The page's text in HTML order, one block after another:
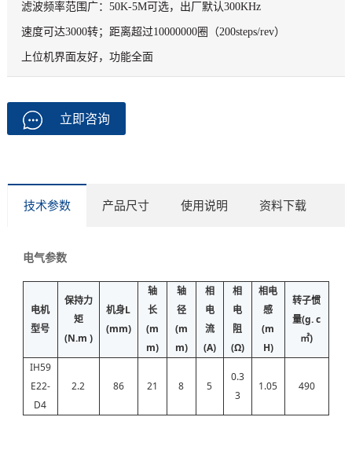
滤波频率范围广：50K-5M可选，出厂默认300KHz
速度可达3000转；距离超过10000000圈（200steps/rev）
上位机界面友好，功能全面
立即咨询
技术参数 产品尺寸 使用说明 资料下载
电气参数
电机
型号
保持力
矩
(N.m )
机身L
(mm)
轴
长
(m
m)
轴
径
(m
m)
相
电
流
(A)
相
电
阻
(Ω)
相电
感
(m
H)
转子惯
量(g. c
㎡)
IH59
E22-
D4
2.2 86 21 8 5
0.3
3
1.05 490